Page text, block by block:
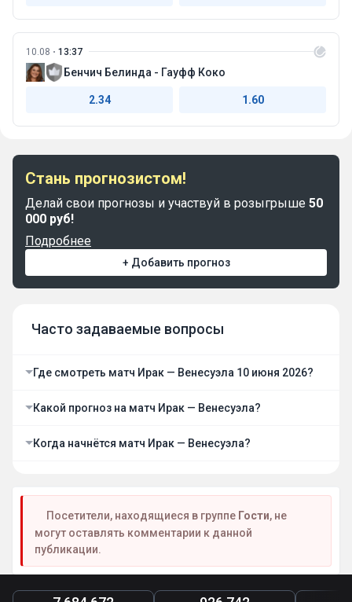
10.08 13:37
Бенчич Белинда - Гауфф Коко
2.34 1.60
Стань прогнозистом!
Делай свои прогнозы и участвуй в розыгрыше 50
000 руб!
Подробнее
+ Добавить прогноз
Часто задаваемые вопросы
Где смотреть матч Ирак — Венесуэла 10 июня 2026?
Какой прогноз на матч Ирак — Венесуэла?
Когда начнётся матч Ирак — Венесуэла?
Посетители, находящиеся в группе Гости, не
могут оставлять комментарии к данной
публикации.